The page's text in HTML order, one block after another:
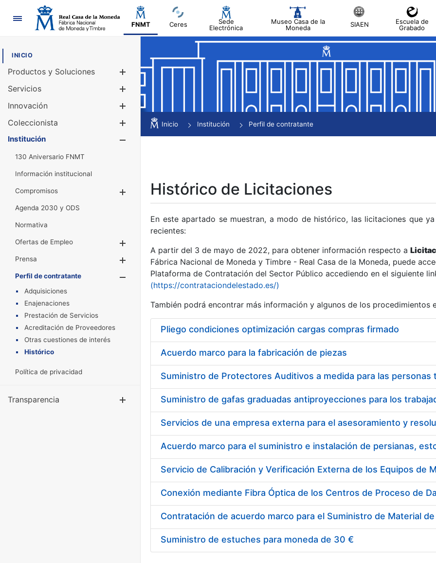
Navegación
FNMT Ceres
Sede
Electrónica
Museo Casa de la
Moneda
SIAEN
Escuela de
Grabado
INICIO
Productos y Soluciones
Mostrar/Ocultar
Servicios
Innovación
Coleccionista
Mostrar/Ocultar
Institución
130 Aniversario FNMT
Información institucional
Compromisos
Mostrar/Ocultar
Agenda 2030 y ODS
Normativa
Ofertas de Empleo
Prensa
Mostrar/Ocultar
Perfil de contratante
Mostrar/Ocultar
Adquisiciones
Enajenaciones
Prestación de Servicios
Acreditación de Proveedores
Otras cuestiones de interés
Histórico
Política de privacidad
Transparencia Mostrar/Ocultar
Inicio Institución Perfil de contratante
Histórico de Licitaciones
En este apartado se muestran, a modo de histórico, las licitaciones que
recientes:
A partir del 3 de mayo de 2022, para obtener información respecto a
Fábrica Nacional de Moneda y Timbre - Real Casa de la Moneda, puede
Plataforma de Contratación del Sector Público accediendo en el siguiente
(https://contrataciondelestado.es/)
También podrá encontrar más información y algunos de los procedimientos
Pliego condiciones optimización cargas compras firmado
Acuerdo marco para la fabricación de piezas
Acuerdo marco para el suministro e instalación de persianas,
Suministro de estuches para moneda de 30 €